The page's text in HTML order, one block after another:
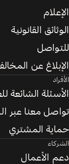
الإعلام
الوثائق القانونية
للتواصل
الإبلاغ عن
الأفراد
الأسئلة الشائعة
تواصل معنا عبر
حماية المشتري
الشركاء
دعم الأعمال